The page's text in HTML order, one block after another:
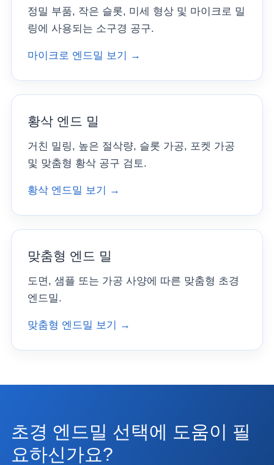
정밀 부품, 작은 슬롯, 미세 형상 및 마이크로 밀
링에 사용되는 소구경 공구.
마이크로 엔드밀 보기 →
황삭 엔드 밀
거친 밀링, 높은 절삭량, 슬롯 가공, 포켓 가공
및 맞춤형 황삭 공구 검토.
황삭 엔드밀 보기 →
맞춤형 엔드 밀
도면, 샘플 또는 가공 사양에 따른 맞춤형 초경
엔드밀.
맞춤형 엔드밀 보기 →
초경 엔드밀 선택에 도움이 필
요하신가요?